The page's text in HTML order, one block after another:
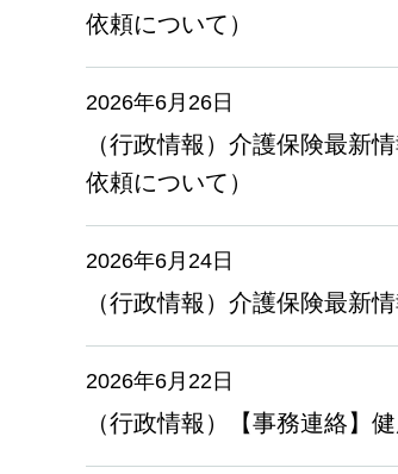
依頼について）
2026年6月26日
（行政情報）介護保険最新
依頼について）
2026年6月24日
（行政情報）介護保険最新
2026年6月22日
（行政情報）【事務連絡】